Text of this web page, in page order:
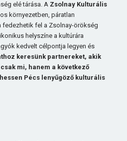
elé tárása. A Zsolnay Kulturális
környezetben, páratlan
fel a Zsolnay-örökség
helyszíne a kultúrára
kedvelt célpontja legyen és
keresünk partnereket, akik
mi, hanem a következő
Pécs lenyűgöző kulturális